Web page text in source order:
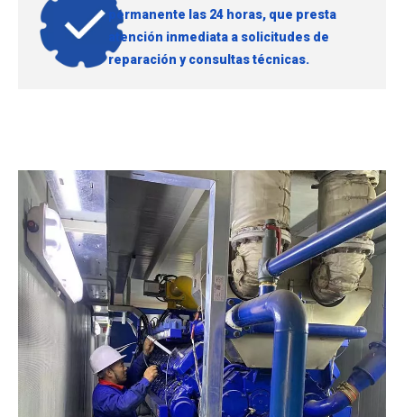
permanente las 24 horas, que presta
atención inmediata a solicitudes de
reparación y consultas técnicas.